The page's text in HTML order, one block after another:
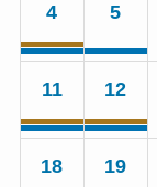
4 5
11 12
18 19